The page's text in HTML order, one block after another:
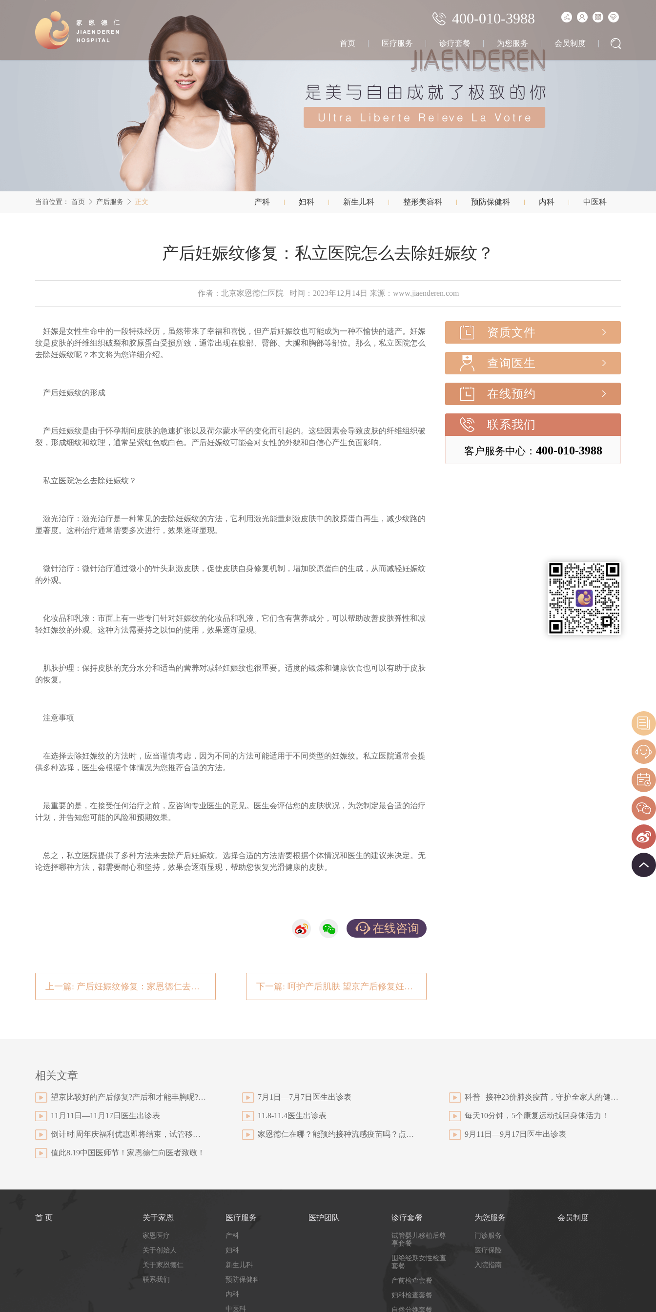
400-010-3988
首页 医疗服务 诊疗套餐 为您服务 会员制度
当前位置： 首页 产后服务 正文 产科 妇科 新生儿科 整形美容科 预防保健科 内科 中医科
产后妊娠纹修复：私立医院怎么去除妊娠纹？
作者：北京家恩德仁医院 时间：2023年12月14日 来源：www.jiaenderen.com
妊娠是女性生命中的一段特殊经历，虽然带来了幸福和喜悦，但产后妊娠纹也可能成为一种不愉快的遗产。妊娠
纹是皮肤的纤维组织破裂和胶原蛋白受损所致，通常出现在腹部、臀部、大腿和胸部等部位。那么，私立医院怎么
去除妊娠纹呢？本文将为您详细介绍。
产后妊娠纹的形成
产后妊娠纹是由于怀孕期间皮肤的急速扩张以及荷尔蒙水平的变化而引起的。这些因素会导致皮肤的纤维组织破
裂，形成细纹和纹理，通常呈紫红色或白色。产后妊娠纹可能会对女性的外貌和自信心产生负面影响。
私立医院怎么去除妊娠纹？
激光治疗：激光治疗是一种常见的去除妊娠纹的方法，它利用激光能量刺激皮肤中的胶原蛋白再生，减少纹路的
显著度。这种治疗通常需要多次进行，效果逐渐显现。
微针治疗：微针治疗通过微小的针头刺激皮肤，促使皮肤自身修复机制，增加胶原蛋白的生成，从而减轻妊娠纹
的外观。
化妆品和乳液：市面上有一些专门针对妊娠纹的化妆品和乳液，它们含有营养成分，可以帮助改善皮肤弹性和减
轻妊娠纹的外观。这种方法需要持之以恒的使用，效果逐渐显现。
肌肤护理：保持皮肤的充分水分和适当的营养对减轻妊娠纹也很重要。适度的锻炼和健康饮食也可以有助于皮肤
的恢复。
注意事项
在选择去除妊娠纹的方法时，应当谨慎考虑，因为不同的方法可能适用于不同类型的妊娠纹。私立医院通常会提
供多种选择，医生会根据个体情况为您推荐合适的方法。
最重要的是，在接受任何治疗之前，应咨询专业医生的意见。医生会评估您的皮肤状况，为您制定最合适的治疗
计划，并告知您可能的风险和预期效果。
总之，私立医院提供了多种方法来去除产后妊娠纹。选择合适的方法需要根据个体情况和医生的建议来决定。无
论选择哪种方法，都需要耐心和坚持，效果会逐渐显现，帮助您恢复光滑健康的皮肤。
在线咨询
上一篇: 产后妊娠纹修复：家恩德仁去除妊娠纹项目助您重拾自信 下一篇: 呵护产后肌肤 望京产后修复妊娠纹哪里好？
资质文件
查询医生
在线预约
联系我们
客户服务中心： 400-010-3988
相关文章
望京比较好的产后修复?产后和才能丰胸呢?胸部丰满坚挺的秘诀 7月1日—7月7日医生出诊表 科普 | 接种23价肺炎疫苗，守护全家人的健康！
11月11日—11月17日医生出诊表 11.8-11.4医生出诊表 每天10分钟，5个康复运动找回身体活力！
倒计时|周年庆福利优惠即将结束，试管移植后休养的妈妈们速来抢购！ 家恩德仁在哪？能预约接种流感疫苗吗？点进来了解吧 9月11日—9月17日医生出诊表
值此8.19中国医师节！家恩德仁向医者致敬！
首 页 关于家恩
家恩医疗
关于创始人
关于家恩德仁
联系我们
医疗服务
产科
妇科
新生儿科
预防保健科
内科
中医科
医护团队 诊疗套餐
试管婴儿移植后尊
享套餐
围绝经期女性检查
套餐
产前检查套餐
妇科检查套餐
自然分娩套餐
为您服务
门诊服务
医疗保险
入院指南
会员制度